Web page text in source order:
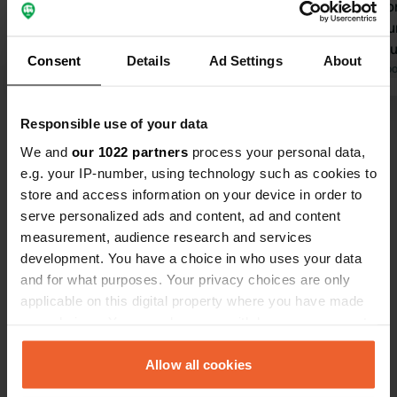
Consent Details Ad Settings About
Responsible use of your data
We and our 1022 partners process your personal data,
e.g. your IP-number, using technology such as cookies to
store and access information on your device in order to
serve personalized ads and content, ad and content
measurement, audience research and services
development. You have a choice in who uses your data
and for what purposes. Your privacy choices are only
applicable on this digital property where you have made
any time from the Cookie Declaration or by clicking on
the Privacy trigger icon.Allow all cookies
cyclisme, avec de jolis villages et
villes à proximité. Le calme y règne et
disponibles. En bref, un camping
magnifique et paisible, parfait pour
découvrir la région. Un camping tout
simplement chaleureux où Ellie fait
tout son possible pour que ses hôtes
passent un agréable séjour.
Traduit par GoogleAfficher l'original
demi. De
enfants et
chaleur.
Traduit par
Voir tous les 8 avis
Es-tu déjà venu ici ?
Contact
Halstersebaan 15
Copie